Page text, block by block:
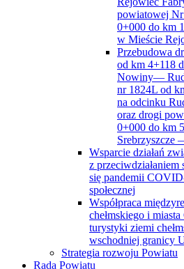
powiatowej
0+000 do km
w Mieście
Przebudowa
od km 4+118
Nowiny—
nr 1824L od
na odcinku
oraz drogi
0+000 do km
Srebrzyszcze
Wsparcie działań
z przeciwdziałaniem
się pandemii
społecznej
Współpraca
chełmskiego i
turystyki ziemi
wschodniej granicy
Strategia rozwoju Powiatu
Rada Powiatu